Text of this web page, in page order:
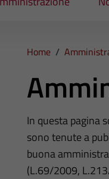
Home /
In questa pagina
sono tenute a
buona
(L.69/2009,